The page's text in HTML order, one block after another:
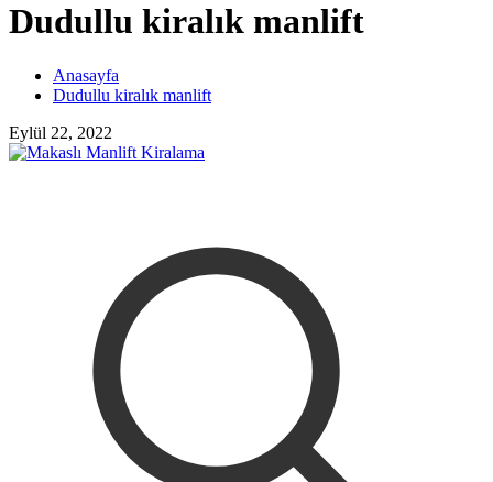
Dudullu kiralık manlift
Anasayfa
Dudullu kiralık manlift
Eylül 22, 2022